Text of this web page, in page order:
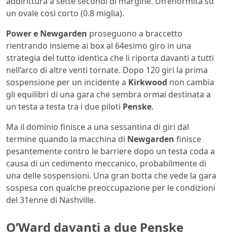
un ovale così corto (0.8 miglia).
Power e Newgarden proseguono a braccetto
rientrando insieme ai box al 64esimo giro in una
strategia del tutto identica che li riporta davanti a tutti
nell’arco di altre venti tornate. Dopo 120 giri la prima
sospensione per un incidente a Kirkwood non cambia
gli equilibri di una gara che sembra ormai destinata a
un testa a testa tra i due piloti Penske.
Ma il dominio finisce a una sessantina di giri dal
termine quando la macchina di Newgarden finisce
pesantemente contro le barriere dopo un testa coda a
causa di un cedimento meccanico, probabilmente di
una delle sospensioni. Una gran botta che vede la gara
sospesa con qualche preoccupazione per le condizioni
del 31enne di Nashville.
O’Ward davanti a due Penske